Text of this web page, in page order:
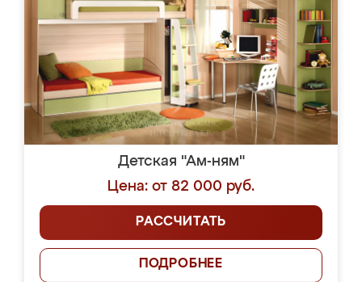
Детская "Ам-ням"
Цена: от 82 000 руб.
РАССЧИТАТЬ
ПОДРОБНЕЕ